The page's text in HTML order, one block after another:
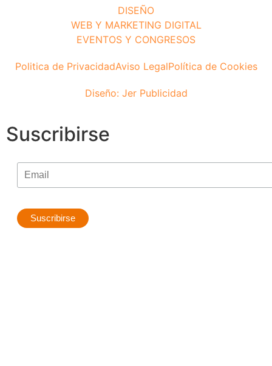
DISEÑO
WEB Y MARKETING DIGITAL
EVENTOS Y CONGRESOS
Politica de PrivacidadAviso LegalPolítica de Cookies
Diseño: Jer Publicidad
Suscribirse